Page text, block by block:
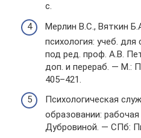
с.
Мерлин В.С., Вяткин
психология: учеб.
под ред. проф. А.В.
доп. и перераб. — М.:
405–421.
Психологическая
образовании:
Дубровиной. — СПб: